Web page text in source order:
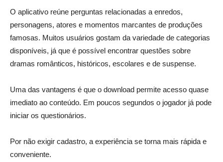
O aplicativo reúne perguntas relacionadas a enredos,
personagens, atores e momentos marcantes de produções
famosas. Muitos usuários gostam da variedade de categorias
disponíveis, já que é possível encontrar questões sobre
dramas românticos, históricos, escolares e de suspense.
Uma das vantagens é que o download permite acesso quase
imediato ao conteúdo. Em poucos segundos o jogador já pode
iniciar os questionários.
Por não exigir cadastro, a experiência se torna mais rápida e
conveniente.